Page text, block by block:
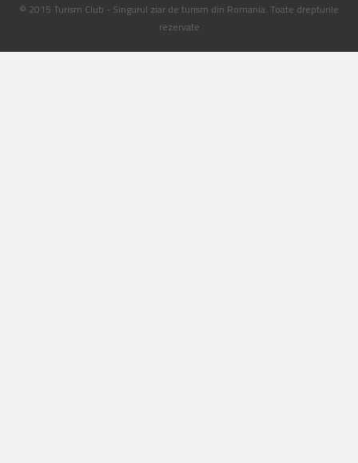
© 2015 Turism Club - Singurul ziar de turism din Romania. Toate drepturile
rezervate